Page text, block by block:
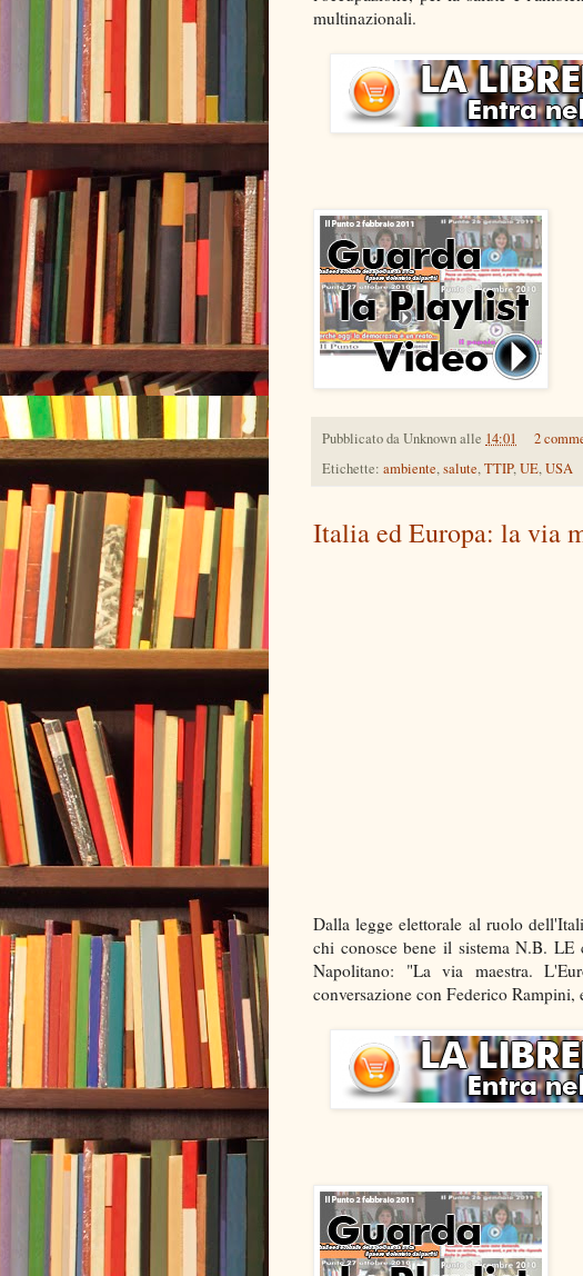
multinazionali.
Pubblicato daUnknownalle 14:01
2
Etichette: ambiente,salute,TTIP,UE,USA
Italia ed Europa: la via
Dalla legge elettorale al ruolo
chi conosce bene il sistema N.B.
Napolitano: "La via maestra.
conversazione con Federico